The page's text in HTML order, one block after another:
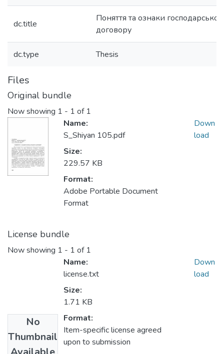
dc.title
Поняття та ознаки
договору
dc.type Thesis
Files
Original bundle
Now showing 1 - 1 of 1
Name:
S_Shiyan 105.pdf
Size:
229.57 KB
Format:
Adobe Portable Document
Format
Down
load
License bundle
Now showing 1 - 1 of 1
No
Thumbnail
Name:
license.txt
Size:
1.71 KB
Format:
Item-specific license agreed
upon to submission
Down
load